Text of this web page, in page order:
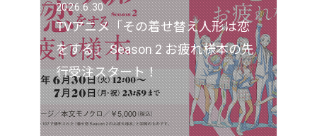
2026.6.30
TVアニメ「その着せ替え人形は恋
をする」 Season 2 お疲れ様本の先
行受注スタート！